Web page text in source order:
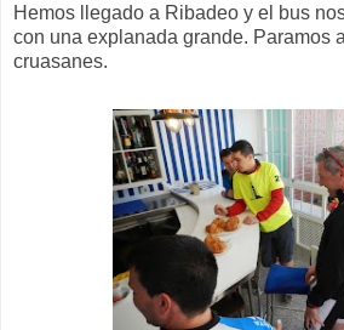
Hemos llegado a Ribadeo y el bus
con una explanada grande. Paramos
cruasanes.